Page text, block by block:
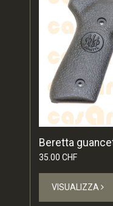
Beretta
35.00 CHF
VISUALIZZA